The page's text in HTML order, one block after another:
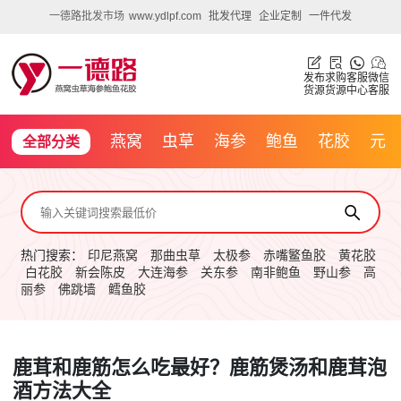
一德路批发市场 www.ydlpf.com 批发代理 企业定制 一件代发
发布
货源
求购
货源
客服
中心
微信
客服
全部分类 燕窝 虫草 海参 鲍鱼 花胶 元
贝 沙虫 鱿鱼 人参 高丽参 鹿茸 石斛
三七 天麻 灵芝 雪蛤 藏红花 陈皮 化橘
热门搜索： 印尼燕窝 那曲虫草 太极参 赤嘴鳘鱼胶
黄花胶
白花胶
新会陈皮 大连海参 关东参 南非鲍鱼 野山参
高
丽参
佛跳墙 鳕鱼胶
鹿茸和鹿筋怎么吃最好？鹿筋煲汤和鹿茸泡
酒方法大全